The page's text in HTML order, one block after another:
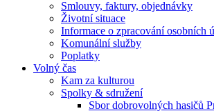
Smlouvy, faktury, objednávky
Životní situace
Informace o zpracování osobních
Komunální služby
Poplatky
Volný čas
Kam za kulturou
Spolky & sdružení
Sbor dobrovolných hasičů